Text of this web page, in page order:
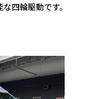
四輪駆動です。